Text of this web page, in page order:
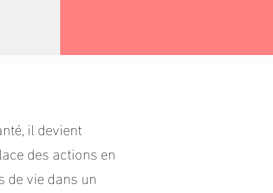
il devient
des actions en
de vie dans un